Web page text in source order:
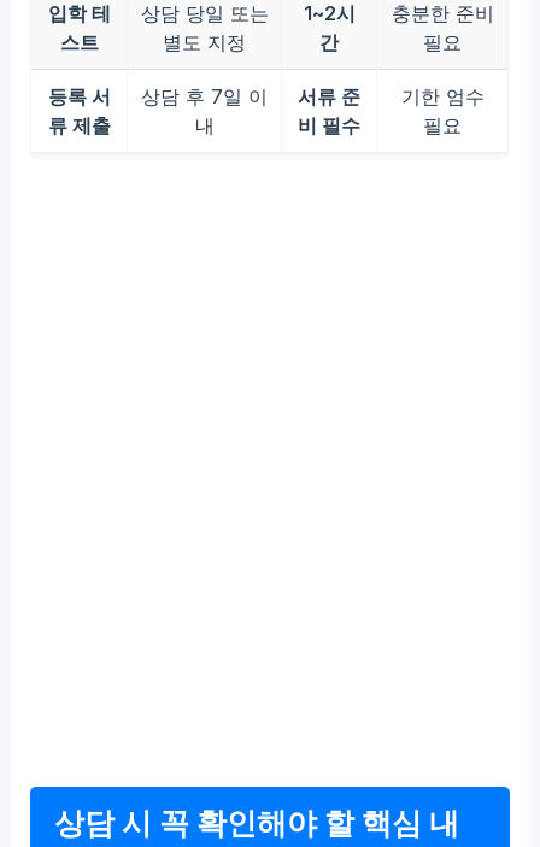
입학 테
스트
상담 당일 또는
별도 지정
1~2시
간
충분한 준비
필요
등록 서
류 제출
상담 후 7일 이
내
서류 준
비 필수
기한 엄수
필요
상담 시 꼭 확인해야 할 핵심 내